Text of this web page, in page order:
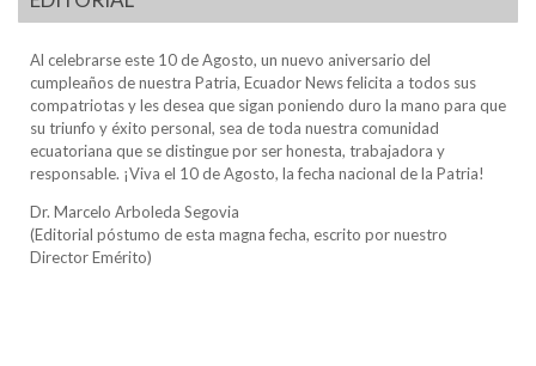
Al celebrarse este 10 de Agosto, un nuevo aniversario del
cumpleaños de nuestra Patria, Ecuador News felicita a todos sus
compatriotas y les desea que sigan poniendo duro la mano para que
su triunfo y éxito personal, sea de toda nuestra comunidad
ecuatoriana que se distingue por ser honesta, trabajadora y
responsable. ¡Viva el 10 de Agosto, la fecha nacional de la Patria!
Dr. Marcelo Arboleda Segovia
(Editorial póstumo de esta magna fecha, escrito por nuestro
Director Emérito)